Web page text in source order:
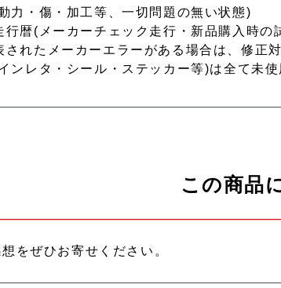
力・傷・加工等、一切問題の無い状態)
行暦(メーカーチェック走行・新品購入時の
されたメーカーエラーがある場合は、修正
ンレタ・シール・ステッカー等)は全て未使
この商品
をぜひお寄せください。